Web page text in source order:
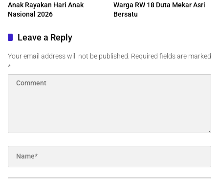
Anak Rayakan Hari Anak
Nasional 2026
Warga RW 18 Duta Mekar Asri
Bersatu
Leave a Reply
Your email address will not be published. Required fields are marked
*